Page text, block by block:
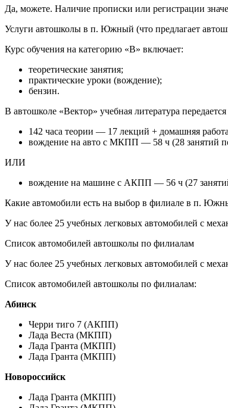
Да, можете. Наличие прописки или регистрации
Услуги автошколы в п. Южный (что предлагает
Курс обучения на категорию «В» включает:
теоретические занятия;
практические уроки (вождение);
бензин.
В автошколе «Вектор» учебная литература
142 часа теории — 17 лекций + домашняя
вождение на авто с МКПП — 58 ч (28 занятий
ИЛИ
вождение на машине с АКПП — 56 ч (27
Какие автомобили есть на выбор в филиале в п.
У нас более 25 учебных легковых автомобилей с
Список автомобилей автошколы по филиалам
У нас более 25 учебных легковых автомобилей с
Список автомобилей автошколы по филиалам:
Абинск
Черри тиго 7 (АКПП)
Лада Веста (МКПП)
Лада Гранта (МКПП)
Лада Гранта (МКПП)
Новороссийск
Лада Гранта (МКПП)